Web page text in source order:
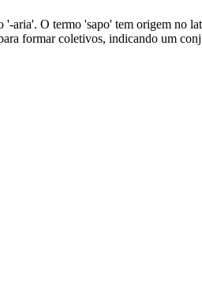
aria'. O termo 'sapo' tem origem no
formar coletivos, indicando um